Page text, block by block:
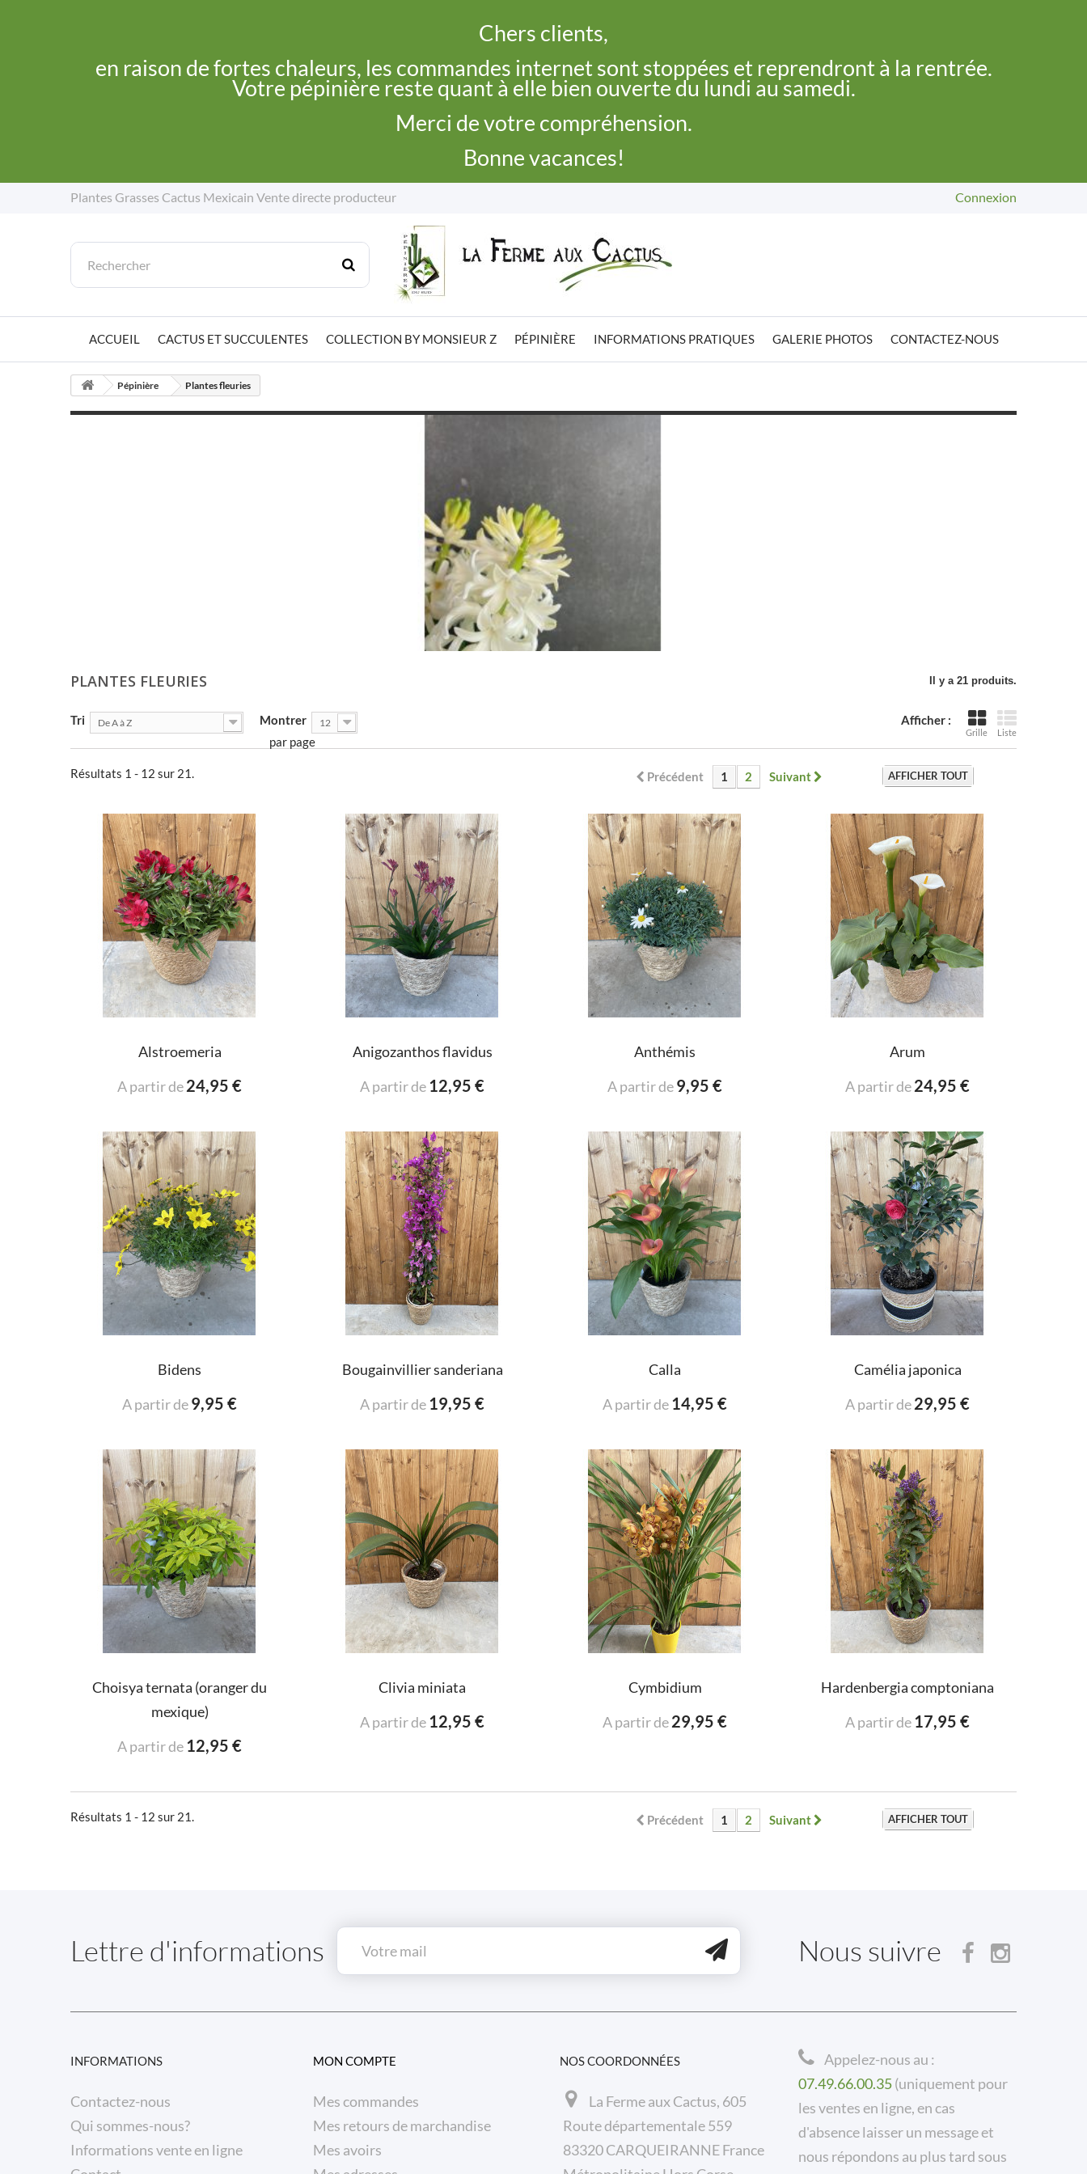
Chers clients,
en raison de fortes chaleurs, les commandes internet sont stoppées et reprendront à la rentrée.
Votre pépinière reste quant à elle bien ouverte du lundi au samedi.
Merci de votre compréhension.
Bonne vacances!
Plantes Grasses Cactus Mexicain Vente directe producteur Connexion
ACCUEIL CACTUS ET SUCCULENTES COLLECTION BY MONSIEUR Z PÉPINIÈRE INFORMATIONS PRATIQUES GALERIE PHOTOS CONTACTEZ-NOUS
Pépinière Plantes fleuries
PLANTES FLEURIES Il y a 21 produits.
Afficher :
Grille Liste
Tri De A à Z Montrer 12
par page
AFFICHER TOUT
Précédent 1 2 Suivant
Résultats 1 - 12 sur 21.
Alstroemeria
A partir de24,95 €
Anigozanthos flavidus
A partir de 12,95 €
Anthémis
A partir de9,95 €
Arum
A partir de24,95 €
Bidens
A partir de9,95 €
Bougainvillier sanderiana
A partir de 19,95 €
Calla
A partir de 14,95 €
Camélia japonica
A partir de29,95 €
Choisya ternata (oranger du
mexique)
A partir de 12,95 €
Clivia miniata
A partir de 12,95 €
Cymbidium
A partir de29,95 €
Hardenbergia comptoniana
A partir de 17,95 €
AFFICHER TOUT
Précédent 1 2 Suivant
Résultats 1 - 12 sur 21.
Lettre d'informations Nous suivre
INFORMATIONS
Contactez-nous
Qui sommes-nous?
Informations vente en ligne
MON COMPTE
Mes commandes
Mes retours de marchandise
Mes avoirs
NOS COORDONNÉES
La Ferme aux Cactus, 605
Route départementale 559
83320 CARQUEIRANNE France
Appelez-nous au :
07.49.66.00.35(uniquement pour
les ventes en ligne, en cas
d'absence laisser un message et
nous répondons au plus tard sous